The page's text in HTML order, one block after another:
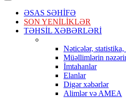
ƏSAS SƏHİFƏ
SON YENİLİKLƏR
TƏHSİL XƏBƏRLƏRİ
Nəticələr,
Müəllimlərin
İmtahanlar
Elanlar
Digər xəbərlər
Alimlər və AMEA